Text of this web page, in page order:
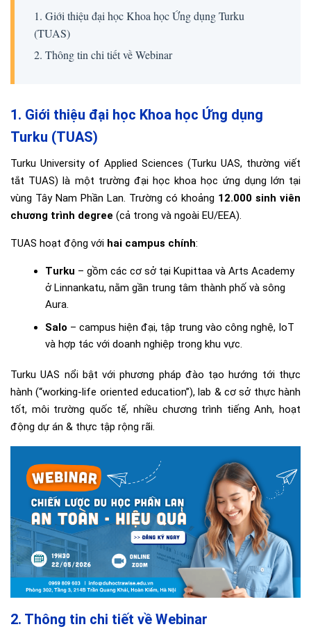
1. Giới thiệu đại học Khoa học Ứng dụng Turku
(TUAS)
2. Thông tin chi tiết về Webinar
1. Giới thiệu đại học Khoa học Ứng dụng
Turku (TUAS)
Turku University of Applied Sciences (Turku UAS, thường viết
tắt TUAS) là một trường đại học khoa học ứng dụng lớn tại
vùng Tây Nam Phần Lan. Trường có khoảng 12.000 sinh viên
chương trình degree (cả trong và ngoài EU/EEA).
TUAS hoạt động với hai campus chính:
Turku – gồm các cơ sở tại Kupittaa và Arts Academy
ở Linnankatu, nằm gần trung tâm thành phố và sông
Aura.
Salo – campus hiện đại, tập trung vào công nghệ, IoT
và hợp tác với doanh nghiệp trong khu vực.
Turku UAS nổi bật với phương pháp đào tạo hướng tới thực
hành (“working‐life oriented education”), lab & cơ sở thực hành
tốt, môi trường quốc tế, nhiều chương trình tiếng Anh, hoạt
động dự án & thực tập rộng rãi.
2. Thông tin chi tiết về Webinar